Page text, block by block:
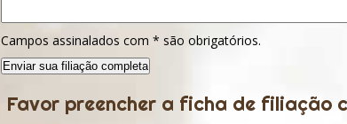
Campos assinalados com * são obrigatórios.
Favor preencher a ficha de filiação